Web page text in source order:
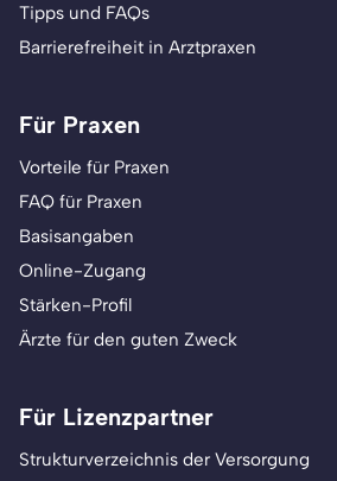
Tipps und FAQs
Barrierefreiheit in Arztpraxen
Für Praxen
Vorteile für Praxen
FAQ für Praxen
Basisangaben
Online-Zugang
Stärken-Profil
Ärzte für den guten Zweck
Für Lizenzpartner
Strukturverzeichnis der Versorgung